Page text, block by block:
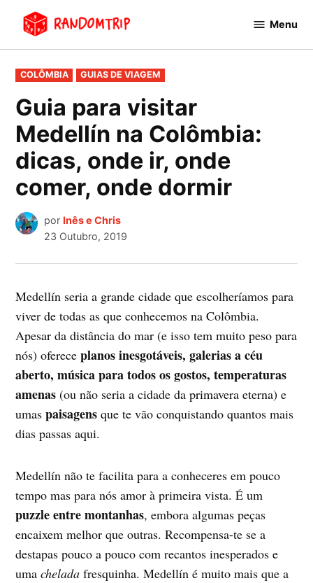
Avançar
conteúdo
Menu
PUBLICADO
EM
COLÔMBIA GUIAS DE VIAGEM
Guia para visitar
Medellín na Colômbia:
dicas, onde ir, onde
comer, onde dormir
por Inês e Chris
23 Outubro, 2019
Medellín seria a grande cidade que escolheríamos para
viver de todas as que conhecemos na Colômbia.
Apesar da distância do mar (e isso tem muito peso para
nós) ofereceplanos inesgotáveis, galerias a céu
aberto, música para todos os gostos, temperaturas
amenas (ou não seria a cidade da primavera eterna) e
umaspaisagens que te vão conquistando quantos mais
dias passas aqui.
Medellín não te facilita para a conheceres em pouco
tempo mas para nós amor à primeira vista. É um
puzzle entre montanhas, embora algumas peças
encaixem melhor que outras. Recompensa-te se a
destapas pouco a pouco com recantos inesperados e
umachelada fresquinha. Medellín é muito mais que a